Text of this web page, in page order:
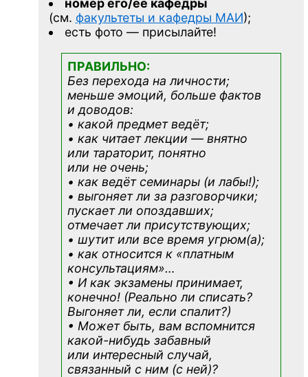
номер его/её кафедры
(см. факультеты и кафедры МАИ);
есть фото — присылайте!
ПРАВИЛЬНО:
Без перехода на личности;
меньше эмоций, больше фактов
и доводов:
• какой предмет ведёт;
• как читает лекции — внятно
или тараторит, понятно
или не очень;
• как ведёт семинары (и лабы!);
• выгоняет ли за разговорчики;
пускает ли опоздавших;
отмечает ли присутствующих;
• шутит или все время угрюм(а);
• как относится к «платным
консультациям»…
• И как экзамены принимает,
конечно! (Реально ли списать?
Выгоняет ли, если спалит?)
• Может быть, вам вспомнится
какой-нибудь забавный
или интересный случай,
связанный с ним (с ней)?